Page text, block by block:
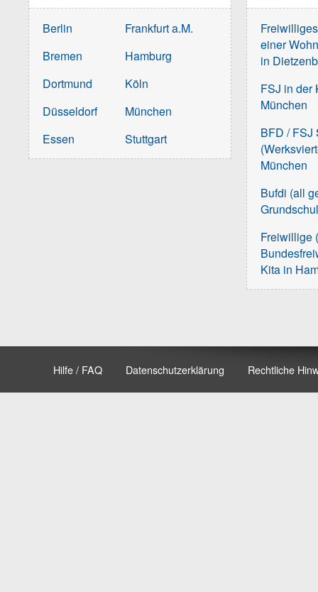
Berlin
Bremen
Dortmund
Düsseldorf
Essen
Frankfurt a.M.
Hamburg
Köln
München
Stuttgart
einer
in
FSJ in der
München
BFD / FSJ
München
Bufdi (all
Freiwillige
Kita in
Hilfe / FAQ Datenschutzerklärung Rechtliche